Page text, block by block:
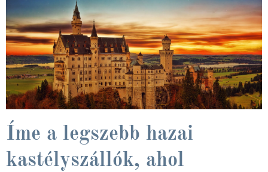
Íme a legszebb hazai
kastélyszállók, ahol